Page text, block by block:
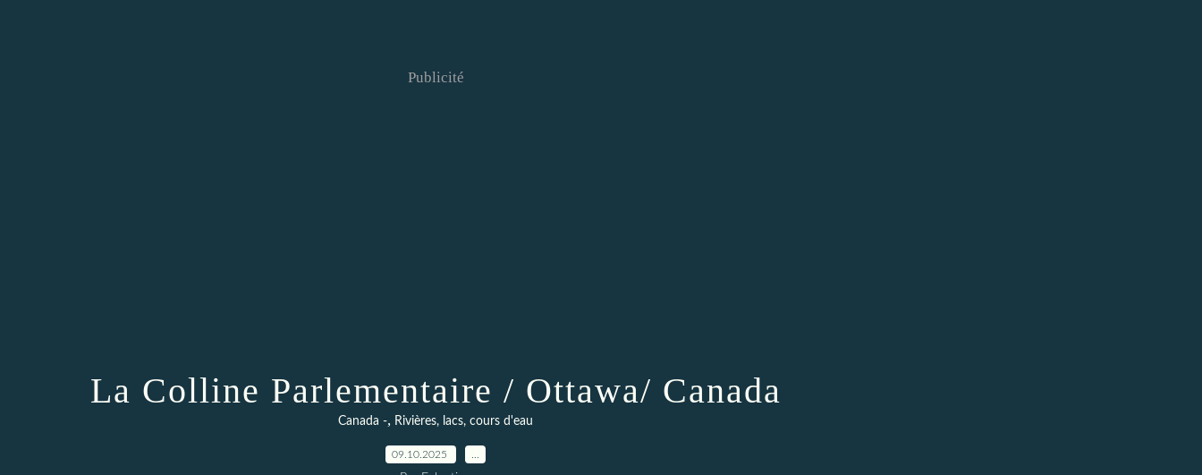
Publicité
La Colline Parlementaire / Ottawa/ Canada
Canada -, Rivières, lacs, cours d'eau
09.10.2025